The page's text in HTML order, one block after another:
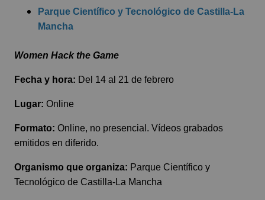
Parque Científico y Tecnológico de Castilla-La
Mancha
Women Hack the Game
Fecha y hora: Del 14 al 21 de febrero
Lugar: Online
Formato: Online, no presencial. Vídeos grabados
emitidos en diferido.
Organismo que organiza: Parque Científico y
Tecnológico de Castilla-La Mancha